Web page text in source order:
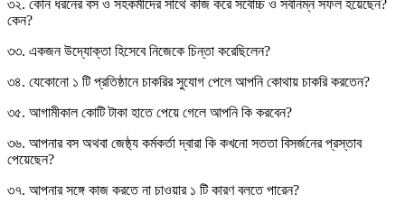
৩২. কোন ধরনের বস ও সহকর্মীদের সাথে কাজ করে সর্বোচ্চ ও সর্বনিম্ন সফল হয়েছেন?
কেন?
৩৩. একজন উদ্যোক্তা হিসেবে নিজেকে চিন্তা করেছিলেন?
৩৪. যেকোনো ১ টি প্রতিষ্ঠানে চাকরির সুযোগ পেলে আপনি কোথায় চাকরি করতেন?
৩৫. আগামীকাল কোটি টাকা হাতে পেয়ে গেলে আপনি কি করবেন?
৩৬. আপনার বস অথবা জেষ্ঠ্য কর্মকর্তা দ্বারা কি কখনো সততা বিসর্জনের প্রস্তাব
পেয়েছেন?
৩৭. আপনার সঙ্গে কাজ করতে না চাওয়ার ১ টি কারণ বলতে পারেন?